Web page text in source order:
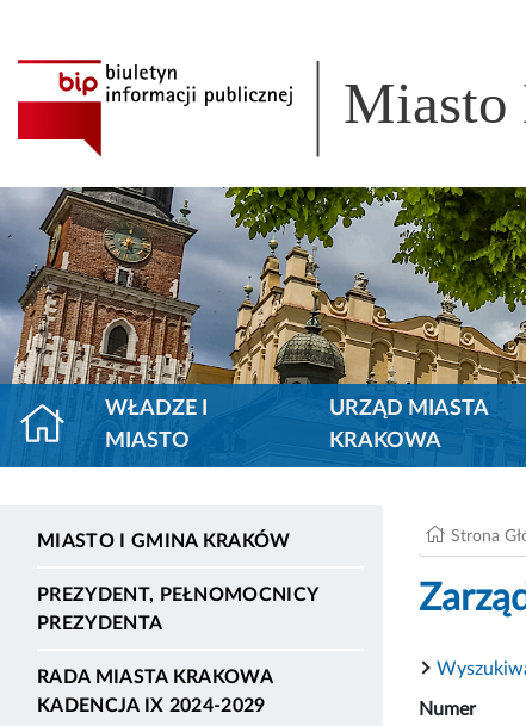
Miasto
WŁADZE I
MIASTO
URZĄD MIASTA
KRAKOWA
MIASTO I GMINA KRAKÓW
PREZYDENT, PEŁNOMOCNICY
PREZYDENTA
RADA MIASTA KRAKOWA
KADENCJA IX 2024-2029
Strona
Numer